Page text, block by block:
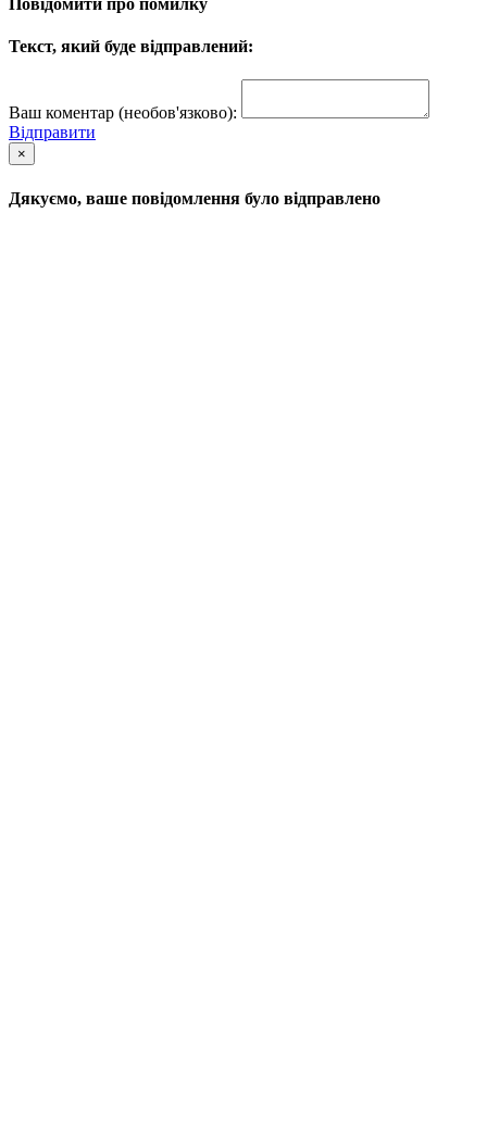
Повідомити про помилку
Текст, який буде відправлений:
Ваш коментар (необов'язково):
Відправити
×
Дякуємо, ваше повідомлення було відправлено